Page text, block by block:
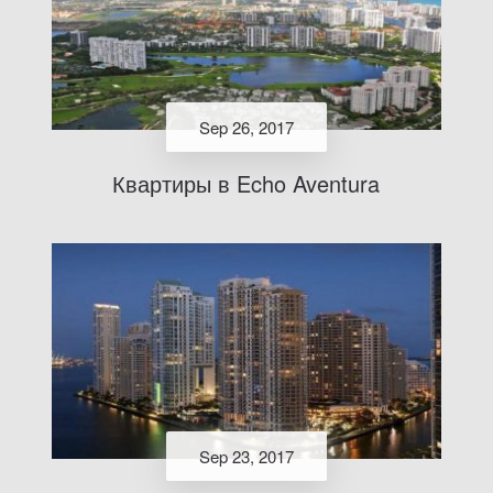
Sep 26, 2017
Квартиры в Echo Aventura
Sep 23, 2017